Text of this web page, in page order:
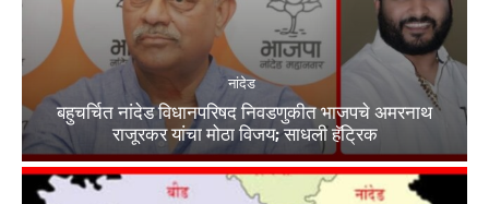
नांदेड
बहुचर्चित नांदेड विधानपरिषद निवडणुकीत भाजपचे अमरनाथ
राजूरकर यांचा मोठा विजय; साधली हॅट्रिक